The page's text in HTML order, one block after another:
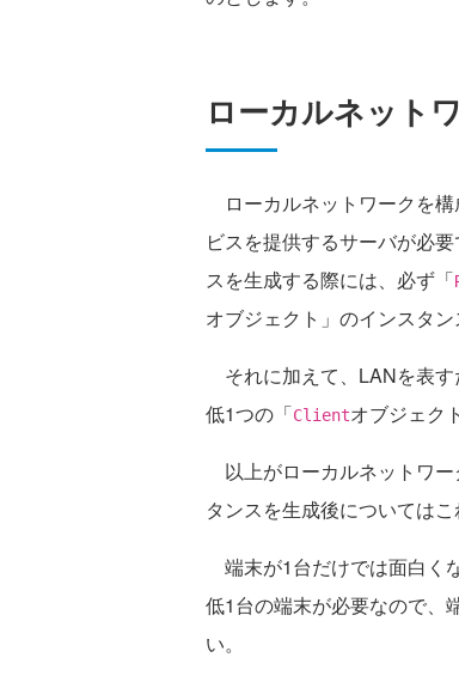
ローカルネット
ローカルネットワークを
ビスを提供するサーバが必要
スを生成する際には、必ず「
オブジェクト」のインスタン
それに加えて、LANを表す
低1つの「Clientオブジェク
以上がローカルネットワー
タンスを生成後についてはこ
端末が1台だけでは面白く
低1台の端末が必要なので、
い。